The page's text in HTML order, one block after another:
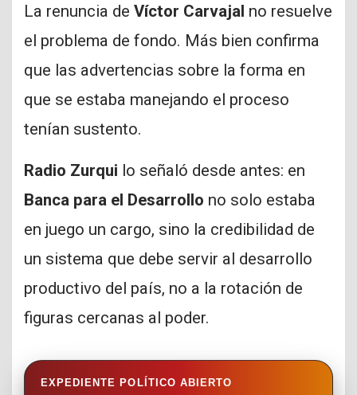
La renuncia de Víctor Carvajal no resuelve
el problema de fondo. Más bien confirma
que las advertencias sobre la forma en
que se estaba manejando el proceso
tenían sustento.
Radio Zurqui lo señaló desde antes: en
Banca para el Desarrollo no solo estaba
en juego un cargo, sino la credibilidad de
un sistema que debe servir al desarrollo
productivo del país, no a la rotación de
figuras cercanas al poder.
EXPEDIENTE POLÍTICO ABIERTO